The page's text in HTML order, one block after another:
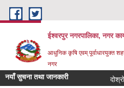
Skip to main content
ईश्वरपुर नगरपालिका, नगर
आधुनिक कृषि एवम् पूर्वाधारयुक्त
नगर
नयाँ सुचना तथा जानकारी दोश्रो